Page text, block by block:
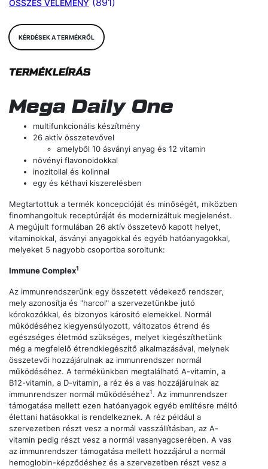
ÖSSZES VÉLEMÉNY (891)
KÉRDÉSEK A TERMÉKRŐL
TERMÉKLEÍRÁS
Mega Daily One
multifunkcionális készítmény
26 aktív összetevővel
amelyből 10 ásványi anyag és 12 vitamin
növényi flavonoidokkal
inozitollal és kolinnal
egy és kéthavi kiszerelésben
Megtartottuk a termék koncepcióját és minőségét, miközben
finomhangoltuk receptúráját és modernizáltuk megjelenést.
A megújult formulában 26 aktív összetevő kapott helyet,
vitaminokkal, ásványi anyagokkal és egyéb hatóanyagokkal,
melyeket 5 nagyobb csoportba soroltunk:
Immune Complex1
Az immunrendszerünk egy összetett védekező rendszer,
mely azonosítja és "harcol" a szervezetünkbe jutó
kórokozókkal, és bizonyos károsító elemekkel. Normál
működéséhez kiegyensúlyozott, változatos étrend és
egészséges életmód szükséges, melyet kiegészíthetünk
még a megfelelő étrendkiegészítő alkalmazásával, melynek
összetevői hozzájárulnak az immunrendszer normál
működéséhez. A termékünkben megtalálható A-vitamin, a
B12-vitamin, a D-vitamin, a réz és a vas hozzájárulnak az
immunrendszer normál működéséhez1. Az immunrendszer
támogatása mellett ezen hatóanyagok egyéb említésre méltó
élettani hatásokkal is rendelkeznek. A réz például a
szervezetben részt vesz a normál vasszállításban, az A-
vitamin pedig részt vesz a normál vasanyagcserében. A vas
az immunrendszer támogatása mellett hozzájárul a normál
hemoglobin-képződéshez és a szervezetben részt vesz a